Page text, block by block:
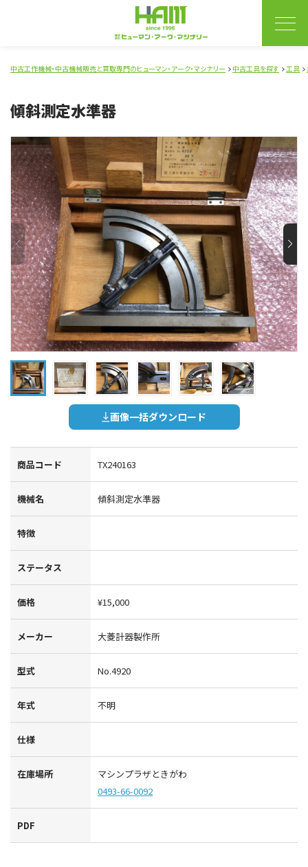
中古工作機械・中古機械販売と買取専門のヒューマン・アーク・マシナリー 中古工具を探す 工具
傾斜測定水準器
画像一括ダウンロード
商品コード TX240163
機械名 傾斜測定水準器
特徴
ステータス
価格 ¥15,000
メーカー 大菱計器製作所
型式 No.4920
年式 不明
仕様
在庫場所
マシンプラザときがわ
0493-66-0092
PDF